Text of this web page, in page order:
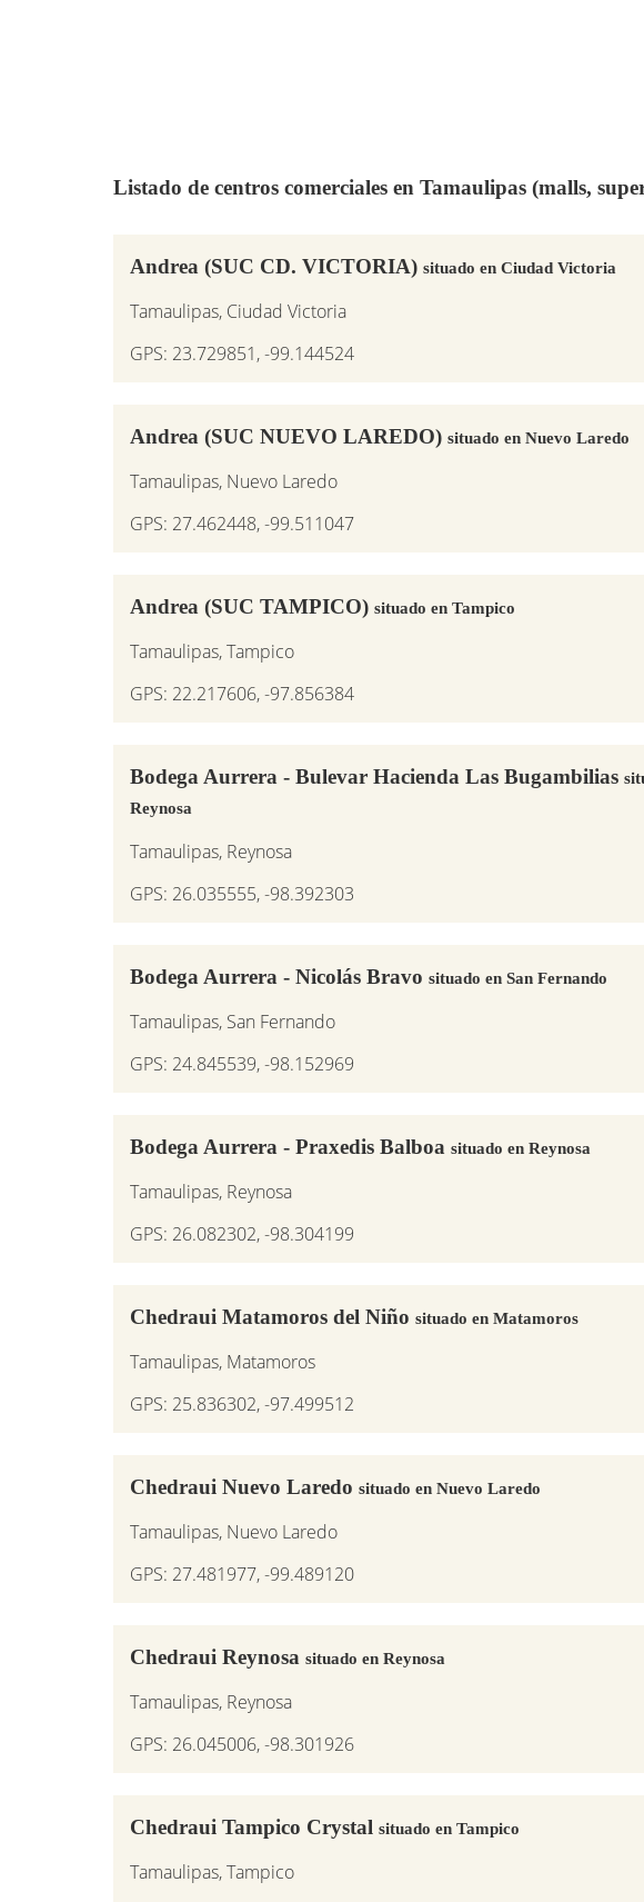
Listado de centros comerciales en Tamaulipas (malls,
Andrea (SUC CD. VICTORIA) situado en Ciudad Victoria
Tamaulipas, Ciudad Victoria
GPS: 23.729851, -99.144524
Andrea (SUC NUEVO LAREDO) situado en Nuevo Laredo
Tamaulipas, Nuevo Laredo
GPS: 27.462448, -99.511047
Andrea (SUC TAMPICO) situado en Tampico
Tamaulipas, Tampico
GPS: 22.217606, -97.856384
Bodega Aurrera - Bulevar Hacienda Las Bugambilias
Reynosa
Tamaulipas, Reynosa
GPS: 26.035555, -98.392303
Bodega Aurrera - Nicolás Bravo situado en San Fernando
Tamaulipas, San Fernando
GPS: 24.845539, -98.152969
Bodega Aurrera - Praxedis Balboa situado en Reynosa
Tamaulipas, Reynosa
GPS: 26.082302, -98.304199
Chedraui Matamoros del Niño situado en Matamoros
Tamaulipas, Matamoros
GPS: 25.836302, -97.499512
Chedraui Nuevo Laredo situado en Nuevo Laredo
Tamaulipas, Nuevo Laredo
GPS: 27.481977, -99.489120
Chedraui Reynosa situado en Reynosa
Tamaulipas, Reynosa
GPS: 26.045006, -98.301926
Chedraui Tampico Crystal situado en Tampico
Tamaulipas, Tampico